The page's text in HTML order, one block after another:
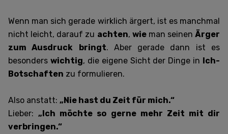
Wenn man sich gerade wirklich ärgert, ist es manchmal
nicht leicht, darauf zu achten, wieman seinen Ärger
zum Ausdruck
bringt. Aber gerade dann ist es
besonders wichtig, die eigene Sicht der Dinge in Ich-
Botschaften zu formulieren.
Also anstatt: „Nie hast du Zeit für mich.“
Lieber: „Ich möchte so gerne mehr Zeit mit dir
verbringen.“